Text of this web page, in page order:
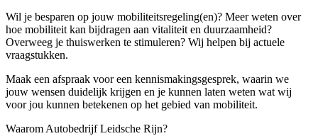
Wil je besparen op jouw mobiliteitsregeling(en)? Meer weten over
hoe mobiliteit kan bijdragen aan vitaliteit en duurzaamheid?
Overweeg je thuiswerken te stimuleren? Wij helpen bij actuele
vraagstukken.
Maak een afspraak voor een kennismakingsgesprek, waarin we
jouw wensen duidelijk krijgen en je kunnen laten weten wat wij
voor jou kunnen betekenen op het gebied van mobiliteit.
Waarom Autobedrijf Leidsche Rijn?